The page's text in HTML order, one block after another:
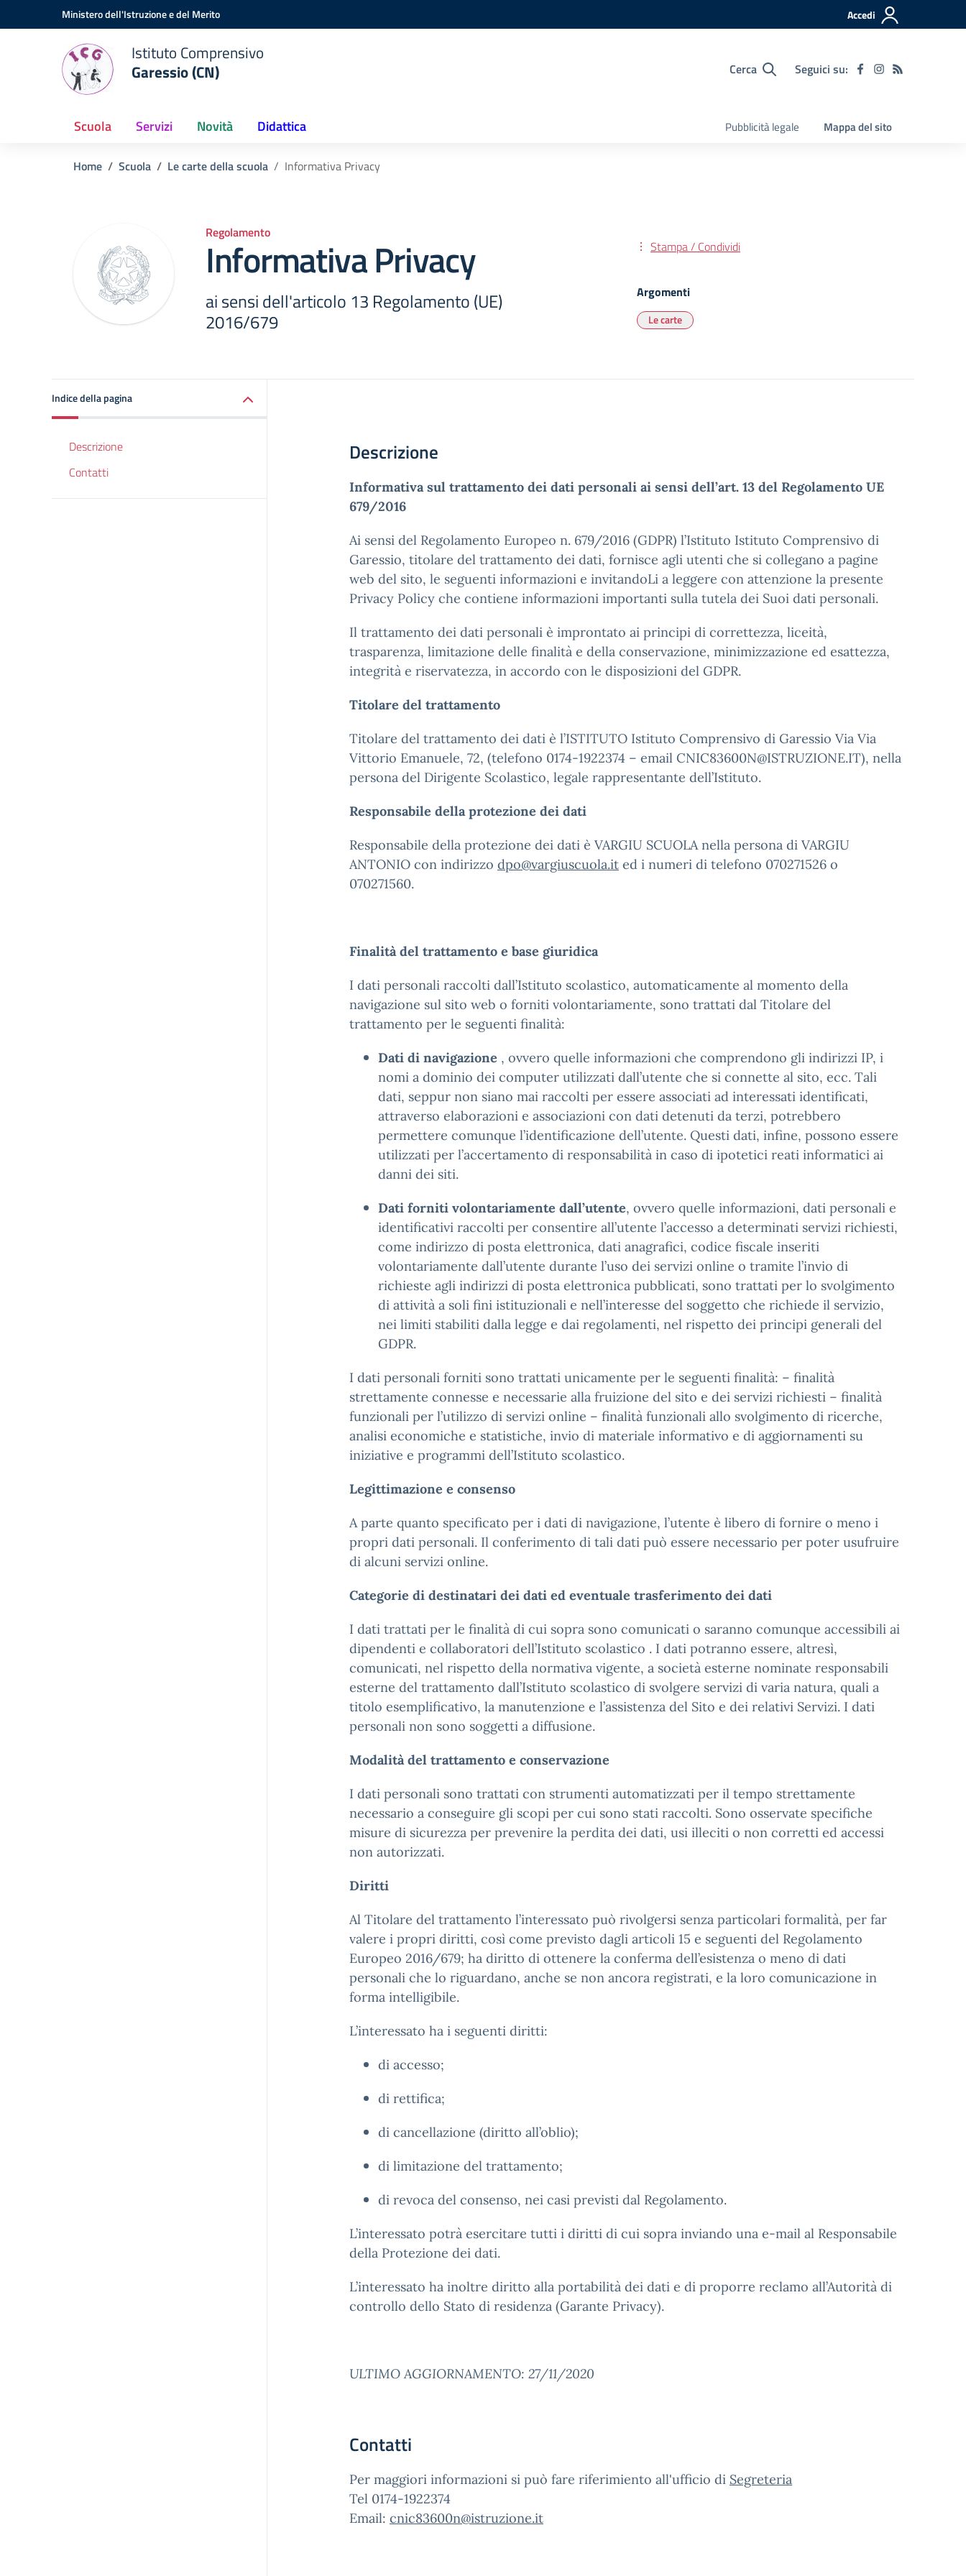
Vai ai contenuti
Vai al menu di navigazioneMinistero dell'Istruzione e del Merito Accedi
Istituto Comprensivo
Garessio (CN)
Cerca Seguici su:
Scuola Servizi Novità Didattica Pubblicità legale Mappa del sito
Home Scuola Le carte della scuola Informativa Privacy
Regolamento
Informativa Privacy
ai sensi dell'articolo 13 Regolamento (UE)
2016/679
Stampa / Condividi
Argomenti
Le carte
Indice della pagina
Descrizione
Contatti
Descrizione
Informativa sul trattamento dei dati personali ai sensi dell’art. 13 del Regolamento UE
679/2016
Ai sensi del Regolamento Europeo n. 679/2016 (GDPR) l’Istituto Istituto Comprensivo di
Garessio, titolare del trattamento dei dati, fornisce agli utenti che si collegano a pagine
web del sito, le seguenti informazioni e invitandoLi a leggere con attenzione la presente
Privacy Policy che contiene informazioni importanti sulla tutela dei Suoi dati personali.
Il trattamento dei dati personali è improntato ai principi di correttezza, liceità,
trasparenza, limitazione delle finalità e della conservazione, minimizzazione ed esattezza,
integrità e riservatezza, in accordo con le disposizioni del GDPR.
Titolare del trattamento
Titolare del trattamento dei dati è l’ISTITUTO Istituto Comprensivo di Garessio Via Via
Vittorio Emanuele, 72, (telefono 0174-1922374 – email CNIC83600N@ISTRUZIONE.IT), nella
persona del Dirigente Scolastico, legale rappresentante dell’Istituto.
Responsabile della protezione dei dati
Responsabile della protezione dei dati è VARGIU SCUOLA nella persona di VARGIU
ANTONIO con indirizzo dpo@vargiuscuola.it ed i numeri di telefono 070271526 o
070271560.
Finalità del trattamento e base giuridica
I dati personali raccolti dall’Istituto scolastico, automaticamente al momento della
navigazione sul sito web o forniti volontariamente, sono trattati dal Titolare del
trattamento per le seguenti finalità:
Dati di navigazione , ovvero quelle informazioni che comprendono gli indirizzi IP, i
nomi a dominio dei computer utilizzati dall’utente che si connette al sito, ecc. Tali
dati, seppur non siano mai raccolti per essere associati ad interessati identificati,
attraverso elaborazioni e associazioni con dati detenuti da terzi, potrebbero
permettere comunque l’identificazione dell’utente. Questi dati, infine, possono essere
utilizzati per l’accertamento di responsabilità in caso di ipotetici reati informatici ai
danni dei siti.
Dati forniti volontariamente dall’utente, ovvero quelle informazioni, dati personali e
identificativi raccolti per consentire all’utente l’accesso a determinati servizi richiesti,
come indirizzo di posta elettronica, dati anagrafici, codice fiscale inseriti
volontariamente dall’utente durante l’uso dei servizi online o tramite l’invio di
richieste agli indirizzi di posta elettronica pubblicati, sono trattati per lo svolgimento
di attività a soli fini istituzionali e nell’interesse del soggetto che richiede il servizio,
nei limiti stabiliti dalla legge e dai regolamenti, nel rispetto dei principi generali del
GDPR.
I dati personali forniti sono trattati unicamente per le seguenti finalità: – finalità
strettamente connesse e necessarie alla fruizione del sito e dei servizi richiesti – finalità
funzionali per l’utilizzo di servizi online – finalità funzionali allo svolgimento di ricerche,
analisi economiche e statistiche, invio di materiale informativo e di aggiornamenti su
iniziative e programmi dell’Istituto scolastico.
Legittimazione e consenso
A parte quanto specificato per i dati di navigazione, l’utente è libero di fornire o meno i
propri dati personali. Il conferimento di tali dati può essere necessario per poter usufruire
di alcuni servizi online.
Categorie di destinatari dei dati ed eventuale trasferimento dei dati
I dati trattati per le finalità di cui sopra sono comunicati o saranno comunque accessibili ai
dipendenti e collaboratori dell’Istituto scolastico . I dati potranno essere, altresì,
comunicati, nel rispetto della normativa vigente, a società esterne nominate responsabili
esterne del trattamento dall’Istituto scolastico di svolgere servizi di varia natura, quali a
titolo esemplificativo, la manutenzione e l’assistenza del Sito e dei relativi Servizi. I dati
personali non sono soggetti a diffusione.
Modalità del trattamento e conservazione
I dati personali sono trattati con strumenti automatizzati per il tempo strettamente
necessario a conseguire gli scopi per cui sono stati raccolti. Sono osservate specifiche
misure di sicurezza per prevenire la perdita dei dati, usi illeciti o non corretti ed accessi
non autorizzati.
Diritti
Al Titolare del trattamento l’interessato può rivolgersi senza particolari formalità, per far
valere i propri diritti, così come previsto dagli articoli 15 e seguenti del Regolamento
Europeo 2016/679; ha diritto di ottenere la conferma dell’esistenza o meno di dati
personali che lo riguardano, anche se non ancora registrati, e la loro comunicazione in
forma intelligibile.
L’interessato ha i seguenti diritti:
di accesso;
di rettifica;
di cancellazione (diritto all’oblio);
di limitazione del trattamento;
di revoca del consenso, nei casi previsti dal Regolamento.
L’interessato potrà esercitare tutti i diritti di cui sopra inviando una e-mail al Responsabile
della Protezione dei dati.
L’interessato ha inoltre diritto alla portabilità dei dati e di proporre reclamo all’Autorità di
controllo dello Stato di residenza (Garante Privacy).
ULTIMO AGGIORNAMENTO: 27/11/2020
Contatti
Per maggiori informazioni si può fare riferimiento all'ufficio di Segreteria
Tel 0174-1922374
Email: cnic83600n@istruzione.it